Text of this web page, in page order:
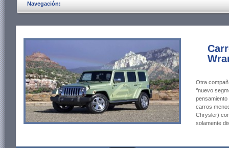
Navegación:
Otra
‘’nuevo
pensamiento
carros
Chrysler)
solamente